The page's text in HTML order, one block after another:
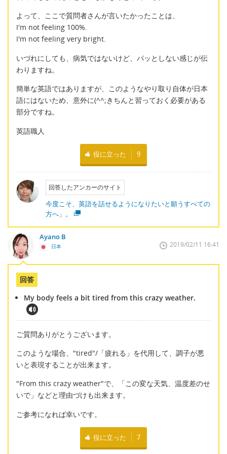
よって、ここで質問者さんが言いたかったことは、
I'm not feeling 100%.
I'm not feeling very bright.
いづれにしても、病気ではないけど、パッとしない感じが伝
わりますね。
簡単な英語ではありますが、このようなやり取り自体が日本
語にはないため、意外に(^^;きちんと習っておく必要がある
部分ですね。
英語職人
役に立った 9
回答したアンカーのサイト
今度こそ、英語を話せるようになりたいと願うすべての
方へ」。
Ayano B
日本 2019/02/11 16:41
回答
My body feels a bit tired from this crazy weather.
ご質問ありがとうございます。
このような場合、"tired"/「疲れる」を代用して、調子が悪
いと表現することが出来ます。
"From this crazy weather"で、「この変な天気、温度差のせ
いで」などと理由づけも出来ます。
ご参考になれば幸いです。
役に立った 7